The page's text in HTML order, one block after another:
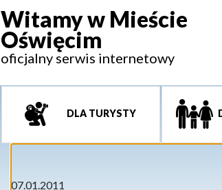
Witamy w Mieście
Oświęcim
oficjalny serwis internetowy
DLA TURYSTY
07.01.2011